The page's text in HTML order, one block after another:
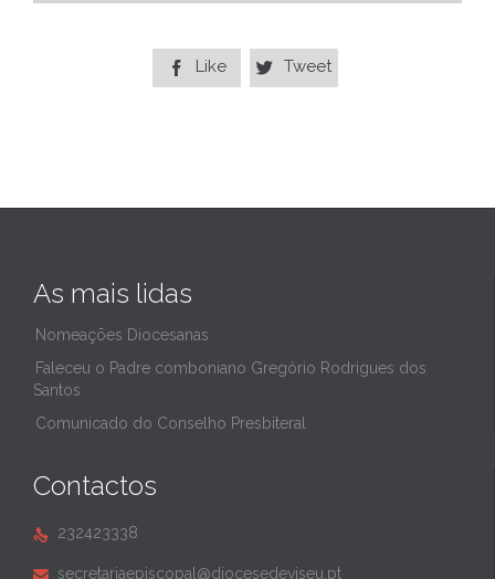
 Like  Tweet
As mais lidas
Nomeações Diocesanas
Faleceu o Padre comboniano Gregório Rodrigues dos
Santos
Comunicado do Conselho Presbiteral
Contactos
 232423338
 secretariaepiscopal@diocesedeviseu.pt